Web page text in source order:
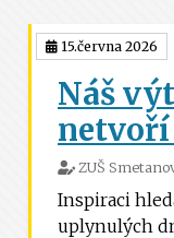
15.června 2026
Náš
netvoří
ZUŠ
Inspiraci
uplynulých